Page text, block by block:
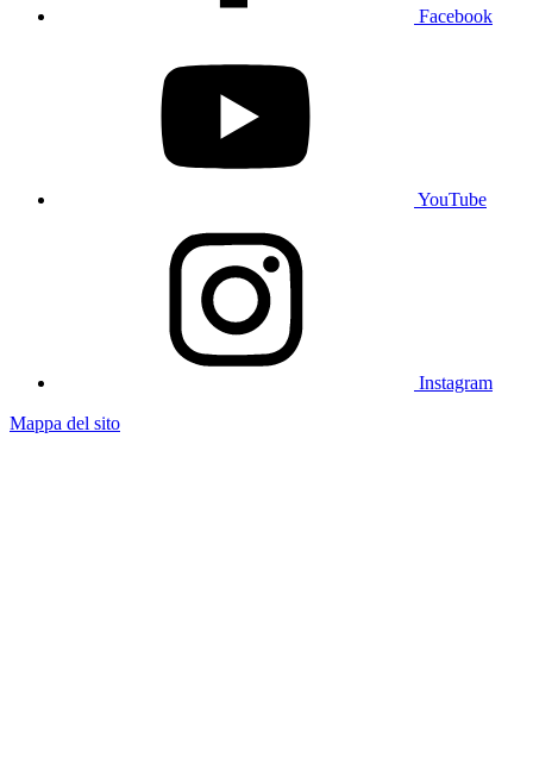
Facebook
YouTube
Instagram
Mappa del sito